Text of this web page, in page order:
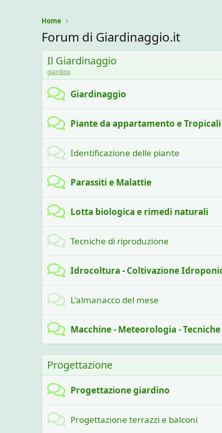
Home
Forum di Giardinaggio.it
Il Giardinaggio
giardino
Giardinaggio
Piante da appartamento e Tropicali
Identificazione delle piante
Parassiti e Malattie
Lotta biologica e rimedi naturali
Tecniche di riproduzione
Idrocoltura - Coltivazione
L'almanacco del mese
Macchine - Meteorologia - Tecniche
Progettazione
Progettazione giardino
Progettazione terrazzi e balconi